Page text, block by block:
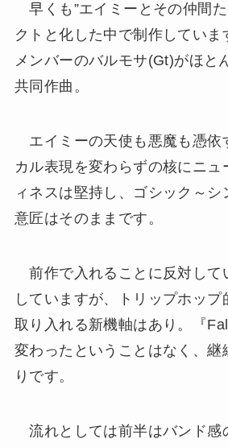
早くも”エイミーとその仲間た
クトと化した中で制作していま
メンバーのバルモサ(Gt)がほと
共同作曲。
エイミーの天使も悪魔も憑依
カル表現を変わらずの核にニュ
ィネスは堅持し、ゴシック～シ
意匠はそのままです。
前作で入れることに反対して
していますが、トリップホップ
取り入れる新機軸はあり。『
変わったということはなく、継
りです。
流れとしては前半はバンド感